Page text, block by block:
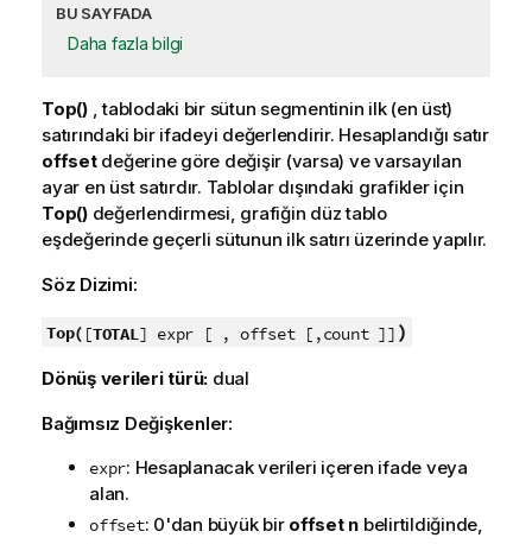
BU SAYFADA
Daha fazla bilgi
Top(), tablodaki bir sütun segmentinin ilk (en üst)
satırındaki bir ifadeyi değerlendirir. Hesaplandığı satır
offsetdeğerine göre değişir (varsa) ve varsayılan
ayar en üst satırdır. Tablolar dışındaki grafikler için
Top()değerlendirmesi, grafiğin düz tablo
eşdeğerinde geçerli sütunun ilk satırı üzerinde yapılır.
Söz Dizimi:
Top( [TOTAL] expr [ , offset [,count ]] )
Dönüş verileri türü: dual
Bağımsız Değişkenler:
expr: Hesaplanacak verileri içeren ifade veya
alan.
offset: 0'dan büyük bir offset n belirtildiğinde,